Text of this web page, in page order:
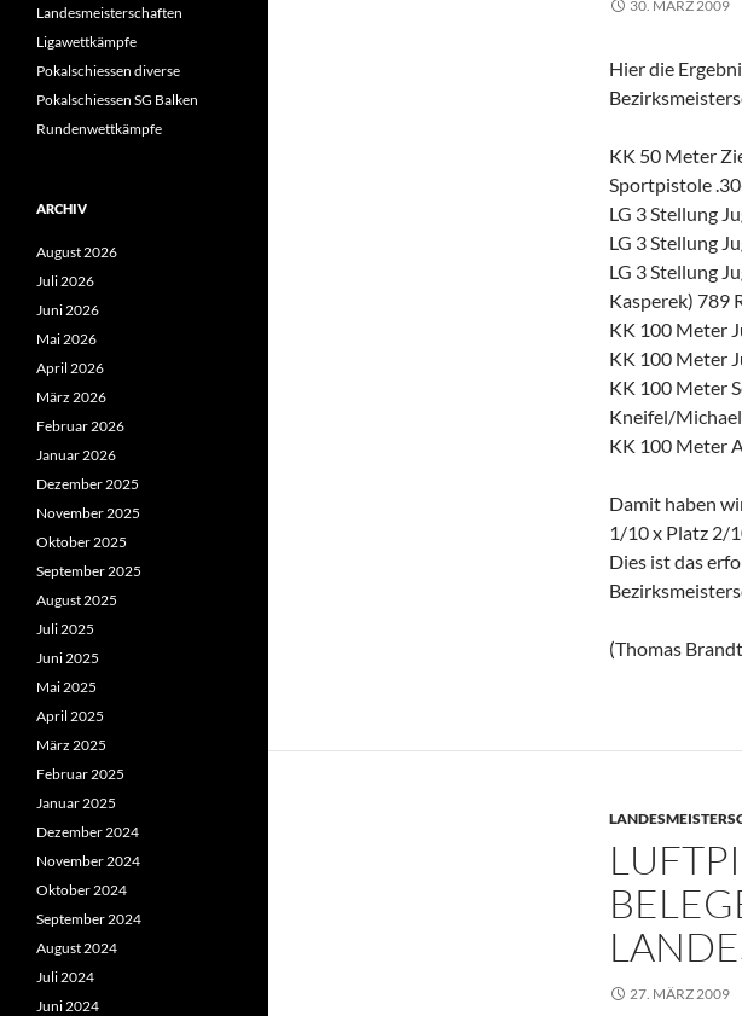
30. MÄRZ 2009
Hier die
KK 50 Meter
Sportpistole
LG 3 Stellung
LG 3 Stellung
LG 3 Stellung
Kasperek) 789
KK 100 Meter
KK 100 Meter
KK 100 Meter
Kneifel/
KK 100 Meter
Damit haben
1/10 x Platz 2/
Dies ist das
(Thomas
27. MÄRZ 2009
Landesmeisterschaften
Ligawettkämpfe
Pokalschiessen diverse
Pokalschiessen SG Balken
Rundenwettkämpfe
ARCHIV
August 2026
Juli 2026
Juni 2026
Mai 2026
April 2026
März 2026
Februar 2026
Januar 2026
Dezember 2025
November 2025
Oktober 2025
September 2025
August 2025
Juli 2025
Juni 2025
Mai 2025
April 2025
März 2025
Februar 2025
Januar 2025
Dezember 2024
November 2024
Oktober 2024
September 2024
August 2024
Juli 2024
Juni 2024